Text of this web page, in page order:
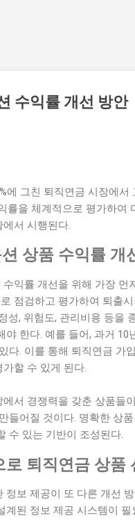
수익률 개선 방안
에 그친 퇴직연금 시장에
률을 체계적으로 평가하
서 시행된다.
상품 수익률 개
익률 개선을 위해 가장
점검하고 평가하여 퇴출
성, 위험도, 관리비용 등을
야 한다. 예를 들어, 과거
다. 이를 통해 퇴직연금 가
할 수 있게 된다.
서 경쟁력을 갖춘 상품들
들어질 것이다. 명확한 상
수 있는 기반이 조성된다.
퇴직연금 상품
정보 제공이 또 다른 개선
계된 정보 제공 시스템이